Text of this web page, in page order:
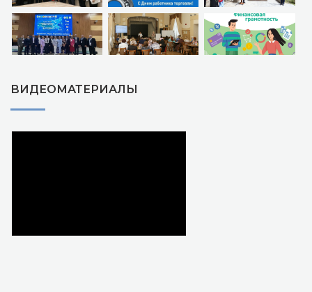
ВИДЕОМАТЕРИАЛЫ